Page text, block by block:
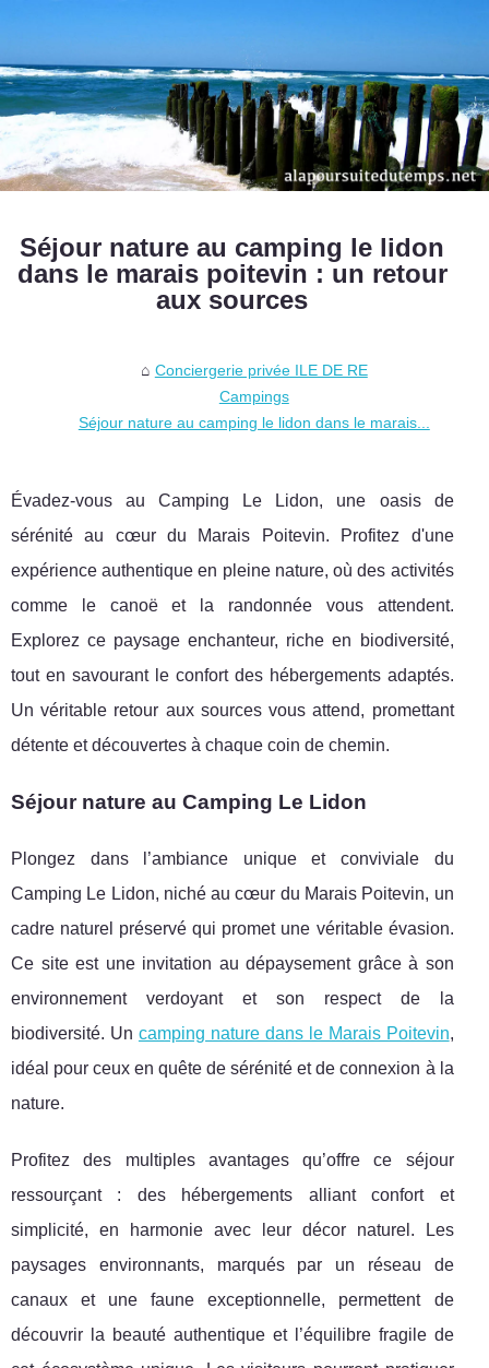
Séjour nature au camping le lidon
dans le marais poitevin : un retour
aux sources
Conciergerie privée ILE DE RE
Campings
Séjour nature au camping le lidon dans le marais...
Évadez-vous au Camping Le Lidon, une oasis de
sérénité au cœur du Marais Poitevin. Profitez d'une
expérience authentique en pleine nature, où des activités
comme le canoë et la randonnée vous attendent.
Explorez ce paysage enchanteur, riche en biodiversité,
tout en savourant le confort des hébergements adaptés.
Un véritable retour aux sources vous attend, promettant
détente et découvertes à chaque coin de chemin.
Séjour nature au Camping Le Lidon
Plongez dans l’ambiance unique et conviviale du
Camping Le Lidon, niché au cœur du Marais Poitevin, un
cadre naturel préservé qui promet une véritable évasion.
Ce site est une invitation au dépaysement grâceà son
environnement verdoyant et son respect de la
biodiversité. Un camping nature dans le Marais Poitevin,
idéal pour ceux en quête de sérénité et de connexion à la
nature.
Profitez des multiples avantages qu’offre ce séjour
ressourçant : des hébergements alliant confort et
simplicité, en harmonie avec leur décor naturel. Les
paysages environnants, marqués par un réseau de
canaux et une faune exceptionnelle, permettent de
découvrir la beauté authentique et l’équilibre fragile de